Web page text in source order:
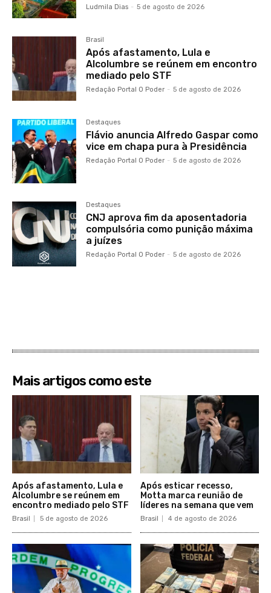
Ludmila Dias - 5 de agosto de 2026
Brasil
Após afastamento, Lula e
Alcolumbre se reúnem em encontro
mediado pelo STF
Redação Portal O Poder - 5 de agosto de 2026
Destaques
Flávio anuncia Alfredo Gaspar como
vice em chapa pura à Presidência
Redação Portal O Poder - 5 de agosto de 2026
Destaques
CNJ aprova fim da aposentadoria
compulsória como punição máxima
a juízes
Redação Portal O Poder - 5 de agosto de 2026
Mais artigos como este
Após afastamento, Lula e
Alcolumbre se reúnem em
encontro mediado pelo STF
Brasil 5 de agosto de 2026
Após esticar recesso,
Motta marca reunião de
líderes na semana que vem
Brasil 4 de agosto de 2026